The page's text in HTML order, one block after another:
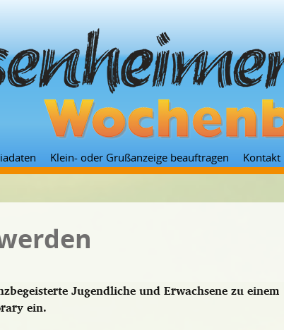
Zum
Inhalt
Klein- oder Grußanzeige beauftragen Kontakt
Jugendliche und Erwachsene zu einem
ein.